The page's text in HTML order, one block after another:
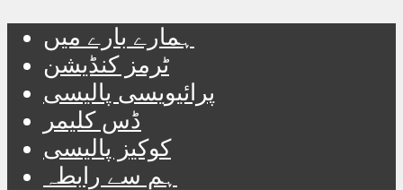
ہمارے بارے میں
ٹرمز کنڈیشن
پرائیویسی پالیسی
ڈس کلیمر
کوکیز پالیسی
ہم سے رابطہ